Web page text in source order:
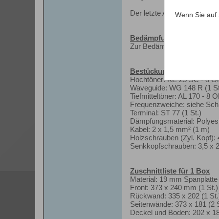
Der letzte Arbeitsgang ist
Bedämpfung
Zur Bedämpfung der Box
Bestückungsliste für 1 Box
Hochtöner: KE 25 SC - 8
Waveguide: WG 148 R (1
Tiefmitteltöner: AL 170 - 8
Frequenzweiche: siehe
Terminal: ST 77 (1 St.)
Dämpfungsmaterial:
Kabel: 2 x 1,5 mm² (1 m)
Holzschrauben (Zyl. Kopf):
Senkkopfschrauben: 3,5 x
Zuschnittliste für 1 Box
Material: 19 mm
Front: 373 x 240 mm (1 St.)
Rückwand: 335 x 202 (1
Seitenwände: 373 x 181 (2
Deckel und Boden: 202 x
Wenn Sie auf